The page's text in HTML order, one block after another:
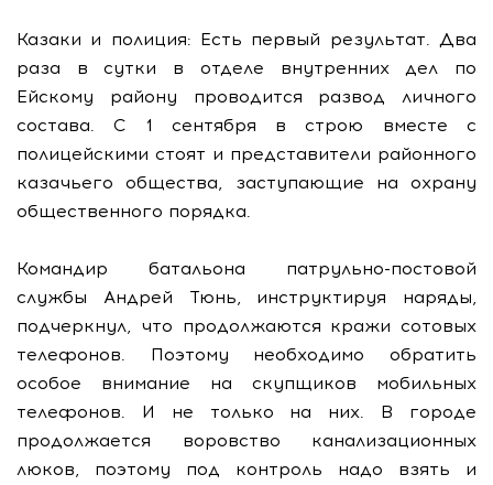
Казаки и полиция: Есть первый результат. Два
раза в сутки в отделе внутренних дел по
Ейскому району проводится развод личного
состава. С 1 сентября в строю вместе с
полицейскими стоят и представители районного
казачьего общества, заступающие на охрану
общественного порядка.
Командир батальона патрульно-постовой
службы Андрей Тюнь, инструктируя наряды,
подчеркнул, что продолжаются кражи сотовых
телефонов. Поэтому необходимо обратить
особое внимание на скупщиков мобильных
телефонов. И не только на них. В городе
продолжается воровство канализационных
люков, поэтому под контроль надо взять и